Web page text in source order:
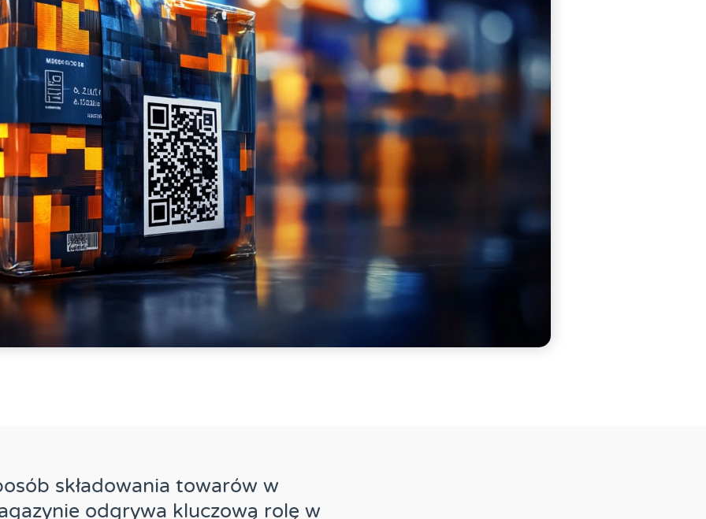
składowania towarów w
odgrywa kluczową rolę w